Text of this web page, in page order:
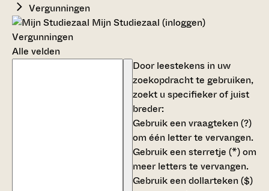
Vergunningen
Mijn Studiezaal (inloggen)
Vergunningen
Alle velden
Door leestekens in uw
zoekopdracht te gebruiken,
zoekt u specifieker of juist
breder:
Gebruik eenvraagteken (?)
om één letter te vervangen.
Gebruik eensterretje (*)om
meer letters te vervangen.
Gebruik eendollarteken ($)